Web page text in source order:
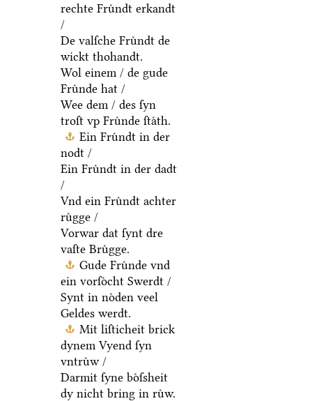
rechte Fruͤndt erkandt
/
De valſche Fruͤndt de
wickt thohandt.
Wol einem / de gude
Fruͤnde hat /
Wee dem / des ſyn
troſt vp Fruͤnde ſtaͤth.
Ein Fruͤndt in der
nodt /
Ein Fruͤndt in der dadt
/
Vnd ein Fruͤndt achter
ruͤgge /
Vorwar dat ſynt dre
vaſte Bruͤgge.
Gude Fruͤnde vnd
ein vorſoͤcht Swerdt /
Synt in noͤden veel
Geldes werdt.
Mit liſticheit brick
dynem Vyend ſyn
vntruͤw /
Darmit ſyne boͤſsheit
dy nicht bring in ruͤw.